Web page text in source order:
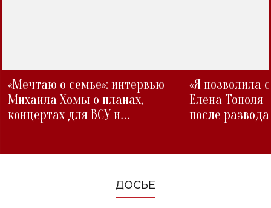
«Мечтаю о семье»: интервью
Михаила Хомы о планах,
концертах для ВСУ и
«Я позволила
Елена Тополя
после развода
ДОСЬЕ